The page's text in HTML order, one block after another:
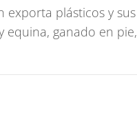
exporta plásticos y sus
equina, ganado en pie,